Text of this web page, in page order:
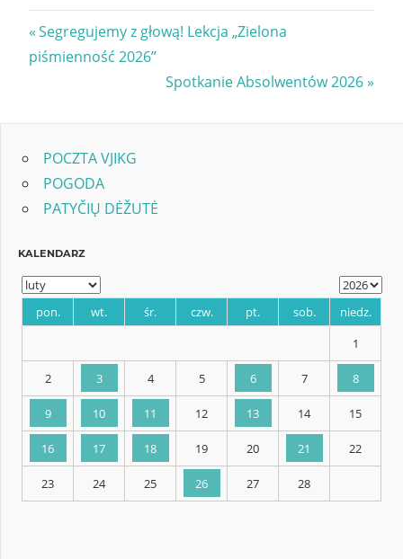
Nawigacja
wpisu
Previous
Post:
Segregujemy z głową! Lekcja „Zielona
piśmienność 2026”
Next
Spotkanie Absolwentów 2026
POCZTA VJIKG
POGODA
PATYČIŲ DĖŽUTĖ